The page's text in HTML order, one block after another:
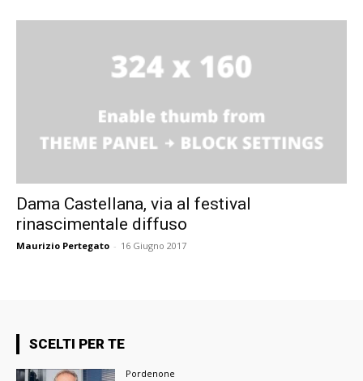
Dama Castellana, via al festival
rinascimentale diffuso
Maurizio Pertegato - 16 Giugno 2017
SCELTI PER TE
Pordenone